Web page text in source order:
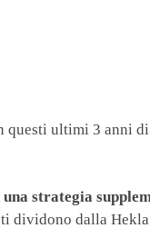
questi ultimi 3 anni
strategia
dividono dalla Hekla